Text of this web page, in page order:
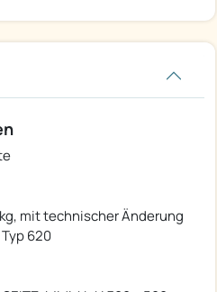
mit technischer Änderung
620